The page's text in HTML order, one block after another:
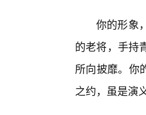
你的形象
的老将，手持
所向披靡。你
之约，虽是演